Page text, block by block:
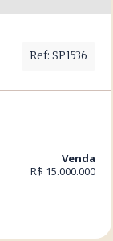
Ref: SP1536
Venda
R$ 15.000.000